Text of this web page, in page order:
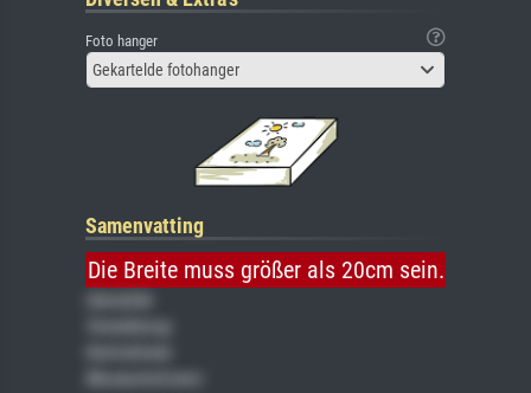
Foto hanger
Gekartelde fotohanger
Samenvatting
Die Breite muss größer als 20cm sein.
Veredelung
Museumslizenz